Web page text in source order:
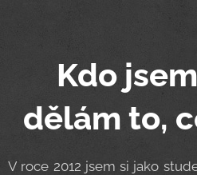
Kdo
dělám to,
V roce 2012 jsem si jako